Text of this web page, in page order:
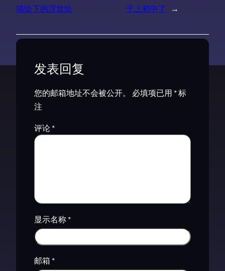
描绘下的浮世绘
于上初中了
→
发表回复
您的邮箱地址不会被公开。 必填项已用 *标
注
评论 *
显示名称 *
邮箱 *